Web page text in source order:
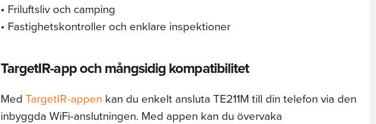
• Friluftsliv och camping
• Fastighetskontroller och enklare inspektioner
TargetIR-app och mångsidig kompatibilitet
Med TargetIR-appen kan du enkelt ansluta TE211M till din telefon via den
inbyggda WiFi-anslutningen. Med appen kan du övervaka